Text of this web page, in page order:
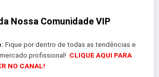
Nossa Comunidade VIP
Fique por dentro de todas as tendências e
profissional! CLIQUE AQUI PARA
NO CANAL!